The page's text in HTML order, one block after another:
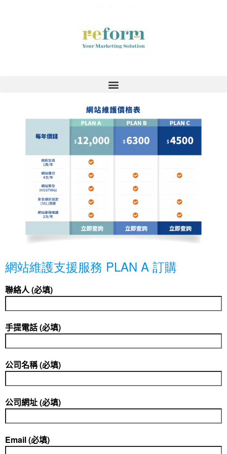
網站維護支援服務 PLAN A 訂購
聯絡人 (必填)
手提電話 (必填)
公司名稱 (必填)
公司網址 (必填)
Email (必填)